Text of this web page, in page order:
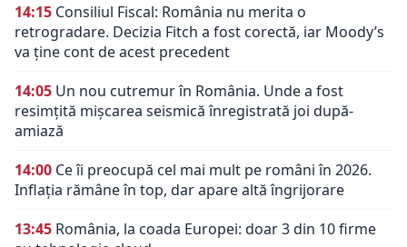
14:15 Consiliul Fiscal: România nu merita o
retrogradare. Decizia Fitch a fost corectă, iar Moody’s
va ține cont de acest precedent
14:05 Un nou cutremur în România. Unde a fost
resimțită mișcarea seismică înregistrată joi după-
amiază
14:00 Ce îi preocupă cel mai mult pe români în 2026.
Inflația rămâne în top, dar apare altă îngrijorare
13:45 România, la coada Europei: doar 3 din 10 firme